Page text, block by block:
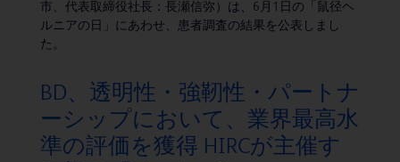
市、代表取締役社長：長瀬信弥）は、6月1日の「鼠径ヘ
ルニアの日」にあわせ、患者調査の結果を公表しまし
た。
BD、透明性・強靭性・パートナ
ーシップにおいて、業界最高水
準の評価を獲得 HIRCが主催す